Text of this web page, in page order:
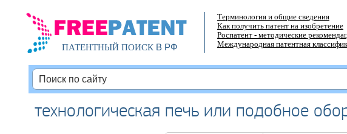
ПАТЕНТНЫЙ ПОИСКВ РФ
Терминология и общие сведения
Как получить патент на изобретение
Роспатент - методические
Международная патентная
технологическая печь или подобное